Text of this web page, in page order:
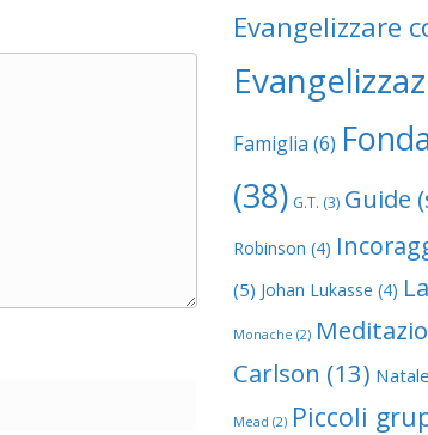
Evangelizzare
Famiglia (6)
(38) G.T. (3) Guide
Robinson (4)
(5) Johan Lukasse (4)
Monache (2)
Carlson (13) Natale
Mead (2) Piccoli